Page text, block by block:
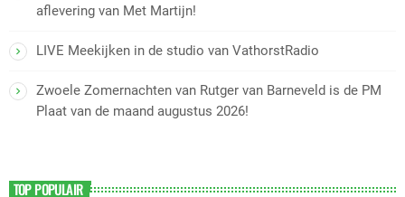
aflevering van Met Martijn!
LIVE Meekijken in de studio van VathorstRadio
Zwoele Zomernachten van Rutger van Barneveld is de PM
Plaat van de maand augustus 2026!
TOP POPULAIR